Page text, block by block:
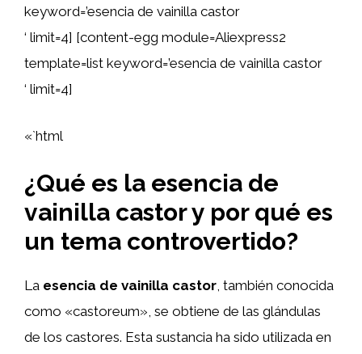
keyword=’esencia de vainilla castor
‘ limit=4] [content-egg module=Aliexpress2
template=list keyword=’esencia de vainilla castor
‘ limit=4]
«`html
¿Qué es la esencia de
vainilla castor y por qué es
un tema controvertido?
La esencia de vainilla castor, también conocida
como «castoreum», se obtiene de las glándulas
de los castores. Esta sustancia ha sido utilizada en